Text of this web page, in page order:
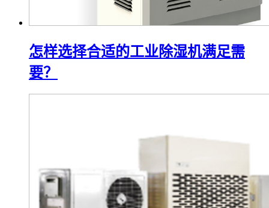
怎样选择合适的工业除湿机满足需
要？